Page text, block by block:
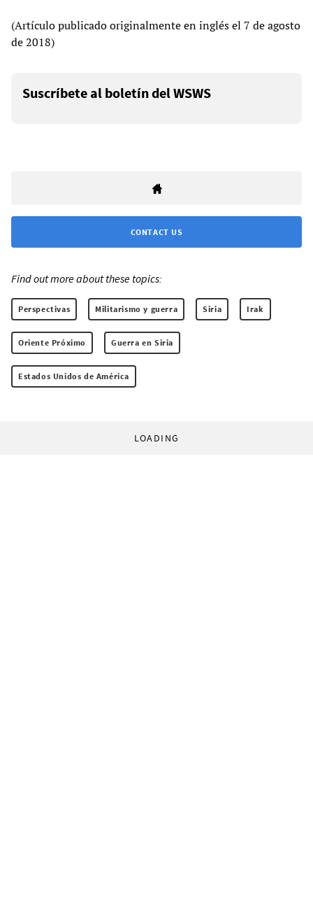
(Artículo publicado originalmente en inglés el 7 de agosto
de 2018)
Suscríbete al boletín del WSWS
CONTACT US
Find out more about these topics:
Perspectivas Militarismo y guerra Siria Irak
Oriente Próximo Guerra en Siria
Estados Unidos de América
LOADING